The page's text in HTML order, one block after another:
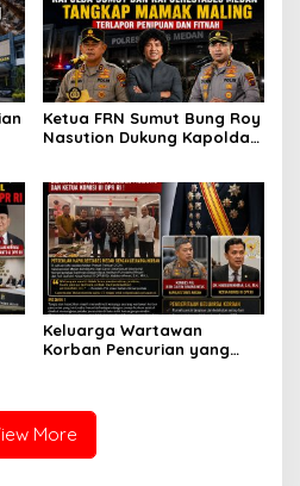
Prabowo
Ketua FRN Sumut Bung Roy
Nasution Dukung Kapolda
Kasus Dugaan Penipuan
dan Fitnah
Keluarga Wartawan
Korban Pencurian yang
Presiden Prabowo, Komisi
III DPR RI dan Kapolri!
More